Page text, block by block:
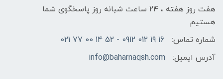
هفت روز هفته ، ۲۴ ساعت شبانه‌ روز پاسخگوی شما
هستیم
شماره تماس:
16 19 012 0912 - 52 14 00 77 021
آدرس ایمیل:
info@baharnaqsh.com